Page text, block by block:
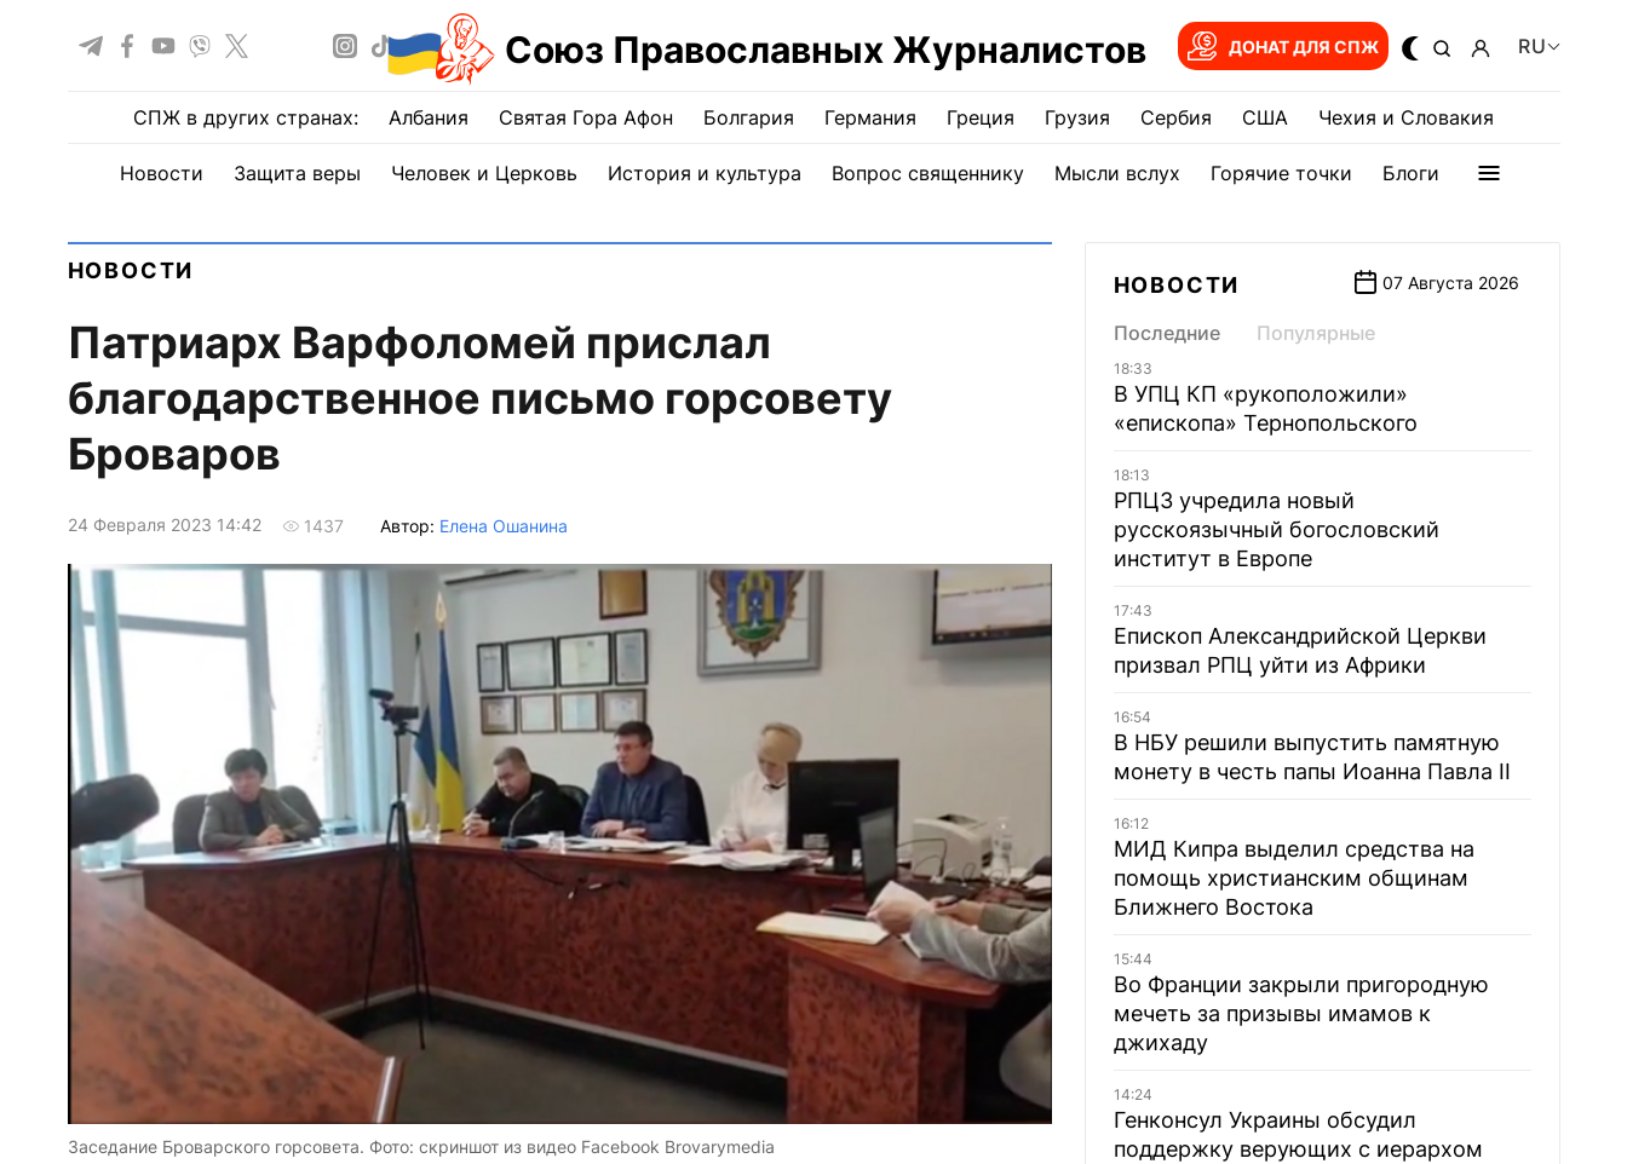
Союз Православных Журналистов ДОНАТ ДЛЯ СПЖ RU
СПЖ в других странах: Албания Святая Гора Афон Болгария Германия Греция Грузия Сербия США Чехия и Словакия
Новости Защита веры Человек и Церковь История и культура Вопрос священнику Мысли вслух Горячие точки Блоги
НОВОСТИ
Патриарх Варфоломей прислал
благодарственное письмо горсовету
Броваров
24 Февраля 2023 14:42 1437 Автор: Елена Ошанина
Заседание Броварского горсовета. Фото: скриншот из видео Facebook Brovarymedia
НОВОСТИ 07 Августа 2026
Последние Популярные
18:33
В УПЦ КП «рукоположили»
«епископа» Тернопольского
18:13
РПЦЗ учредила новый
русскоязычный богословский
институт в Европе
17:43
Епископ Александрийской Церкви
призвал РПЦ уйти из Африки
16:54
В НБУ решили выпустить памятную
монету в честь папы Иоанна Павла II
16:12
МИД Кипра выделил средства на
помощь христианским общинам
Ближнего Востока
15:44
Во Франции закрыли пригородную
мечеть за призывы имамов к
джихаду
14:24
Генконсул Украины обсудил
поддержку верующих с иерархом